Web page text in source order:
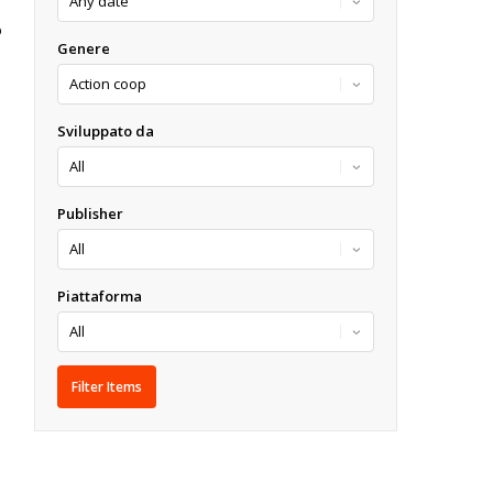
Genere
Sviluppato da
Publisher
Piattaforma